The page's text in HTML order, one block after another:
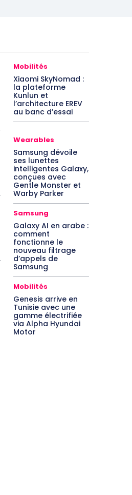
Mobilités
Xiaomi SkyNomad :
la plateforme
Kunlun et
l’architecture EREV
au banc d’essai
Wearables
Samsung dévoile
ses lunettes
intelligentes Galaxy,
conçues avec
Gentle Monster et
Warby Parker
Samsung
Galaxy AI en arabe :
comment
fonctionne le
nouveau filtrage
d’appels de
Samsung
Mobilités
Genesis arrive en
Tunisie avec une
gamme électrifiée
via Alpha Hyundai
Motor